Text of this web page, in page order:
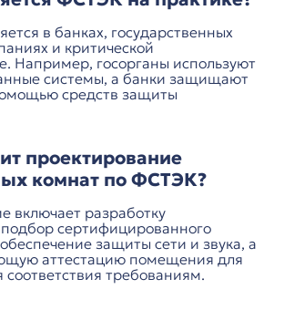
в банках, государственных
и критической
Например, госорганы используют
системы, а банки защищают
средств защиты
проектирование
комнат по ФСТЭК?
включает разработку
сертифицированного
защиты сети и звука, а
аттестацию помещения для
требованиям.